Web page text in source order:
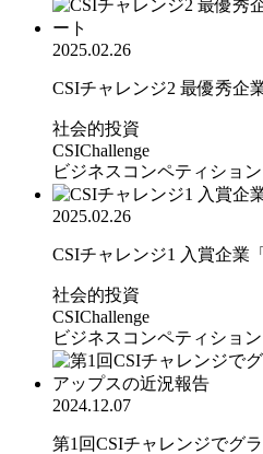
2025.02.26
CSIチャレンジ2 最優秀企
社会的投資
CSIChallenge
ビジネスコンペティション
2025.02.26
CSIチャレンジ1 入賞企業
社会的投資
CSIChallenge
ビジネスコンペティション
2024.12.07
第1回CSIチャレンジでグ